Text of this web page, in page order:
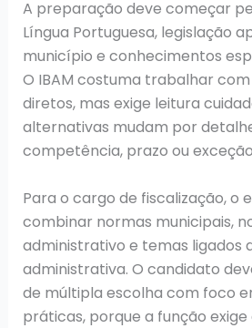
A preparação deve começar
Língua Portuguesa, legislação
município e conhecimentos
O IBAM costuma trabalhar
diretos, mas exige leitura
alternativas mudam por
competência, prazo ou
Para o cargo de fiscalização, o
combinar normas municipais,
administrativo e temas ligados
administrativa. O candidato
de múltipla escolha com foco
práticas, porque a função